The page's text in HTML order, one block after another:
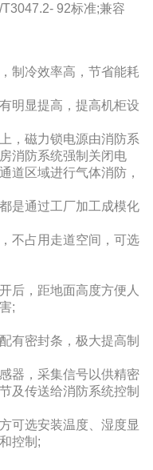
92标准;兼容
制冷效率高，节省能耗
明显提高，提高机柜设
，磁力锁电源由消防系
消防系统强制关闭电
道区域进行气体消防，
是通过工厂加工成模化
不占用走道空间，可选
后，距地面高度方便人
;
有密封条，极大提高制
器，采集信号以供精密
及传送给消防系统控制
可选安装温度、湿度显
控制;